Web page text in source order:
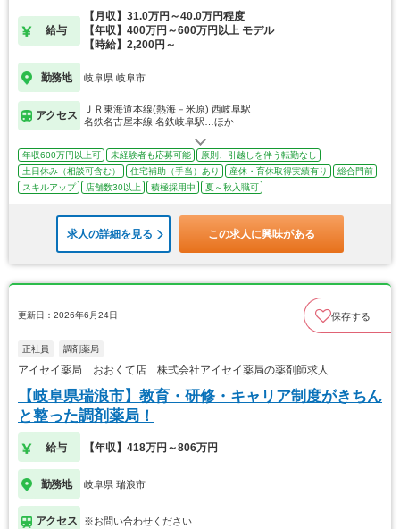
給与
【月収】31.0万円～40.0万円程度
【年収】400万円～600万円以上 モデル
【時給】2,200円～
勤務地 岐阜県 岐阜市
アクセス
ＪＲ東海道本線(熱海－米原) 西岐阜駅
名鉄名古屋本線 名鉄岐阜駅…ほか
年収600万円以上可 未経験者も応募可能
原則、引越しを伴う転勤なし
土日休み（相談可含む）
住宅補助（手当）あり 産休・育休取得実績有り
総合門前
スキルアップ
店舗数30以上 積極採用中 夏～秋入職可
求人の詳細を見る この求人に興味がある
更新日：2026年6月24日 保存する
正社員 調剤薬局
アイセイ薬局 おおくて店 株式会社アイセイ薬局の薬剤師求人
【岐阜県瑞浪市】教育・研修・キャリア制度がきちん
と整った調剤薬局！
給与 【年収】418万円～806万円
勤務地 岐阜県 瑞浪市
アクセス ※お問い合わせください